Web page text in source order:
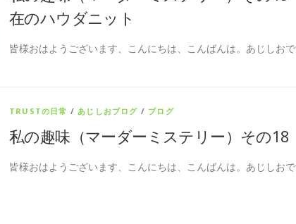
在のハウダニット
皆様おはようございます、こんにちは、こんばんは。あじしお
TRUSTの日常 /あじしおブログ / ブログ
私の趣味（マーダーミステリー）その
皆様おはようございます、こんにちは、こんばんは。あじしお